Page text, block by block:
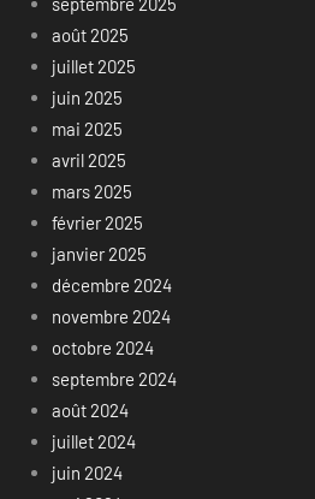
août 2025
juillet 2025
juin 2025
mai 2025
avril 2025
mars 2025
février 2025
janvier 2025
décembre 2024
novembre 2024
octobre 2024
septembre 2024
août 2024
juillet 2024
juin 2024